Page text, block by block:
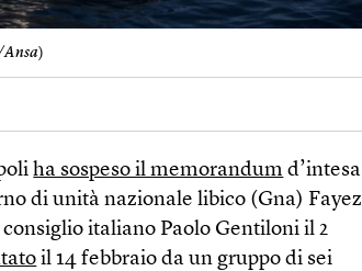
Ansa)
ha sospeso il memorandum d’intesa
di unità nazionale libico (Gna) Fayez
italiano Paolo Gentiloni il 2
il 14 febbraio da un gruppo di sei